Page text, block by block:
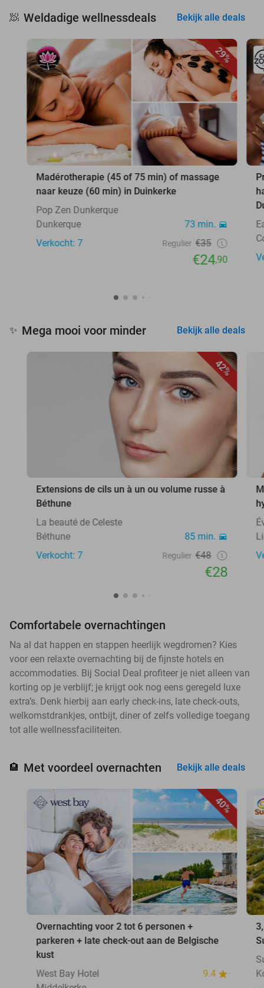
🧖 Weldadige wellnessdeals Bekijk alle deals
29%
Madérotherapie (45 of 75 min) of massage
naar keuze (60 min) in Duinkerke
Pop Zen Dunkerque
Dunkerque
73 min.
Verkocht: 7
Regulier €35
€24,90
✨ Mega mooi voor minder Bekijk alle deals
42%
Extensions de cils un à un ou volume russe à
Béthune
La beauté de Celeste
Béthune
85 min.
Verkocht: 7
Regulier €48
€28
Comfortabele overnachtingen
Na al dat happen en stappen heerlijk wegdromen? Kies
voor een relaxte overnachting bij de fijnste hotels en
accommodaties. Bij Social Deal profiteer je niet alleen van
korting op je verblijf; je krijgt ook nog eens geregeld luxe
extra’s. Denk hierbij aan early check-ins, late check-outs,
welkomstdrankjes, ontbijt, diner of zelfs volledige toegang
tot alle wellnessfaciliteiten.
🏨 Met voordeel overnachten Bekijk alle deals
40%
Overnachting voor 2 tot 6 personen +
parkeren + late check-out aan de Belgische
kust
West Bay Hotel
9.4